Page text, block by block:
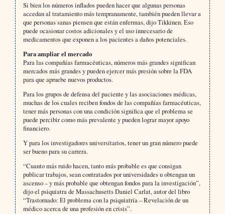
Si bien los números inflados pueden hacer que algunas personas
accedan al tratamiento más tempranamente, también pueden llevar a
que personas sanas piensen que están enfermas, dijo Tikkinen. Eso
puede ocasionar costos adicionales y el uso innecesario de
medicamentos que exponen a los pacientes a daños potenciales.
Para ampliar el mercado
Para las compañías farmacéuticas, números más grandes significan
mercados más grandes y pueden ejercer más presión sobre la FDA
para que apruebe nuevos productos.
Para los grupos de defensa del paciente y las asociaciones médicas,
muchas de los cuales reciben fondos de las compañías farmacéuticas,
tener más personas con una condición significa que el problema se
puede percibir como más prevalente y pueden lograr mayor apoyo
financiero.
Y para los investigadores universitarios, tener un gran número puede
ser bueno para su carrera.
“Cuanto más ruido hacen, tanto más probable es que consigan
publicar trabajos, sean contratados por universidades u obtengan un
ascenso – y más probable que obtengan fondos para la investigación”,
dijo el psiquiatra de Massachusetts Daniel Carlat, autor del libro
“Trastornado: El problema con la psiquiatría – Revelación de un
médico acerca de una profesión en crisis”.